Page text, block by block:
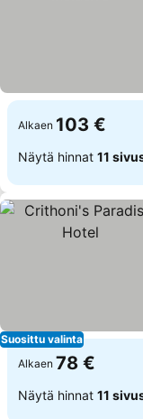
Alkaen 103 €
Näytä hinnat 11
Suosittu valinta
Alkaen 78 €
Näytä hinnat 11